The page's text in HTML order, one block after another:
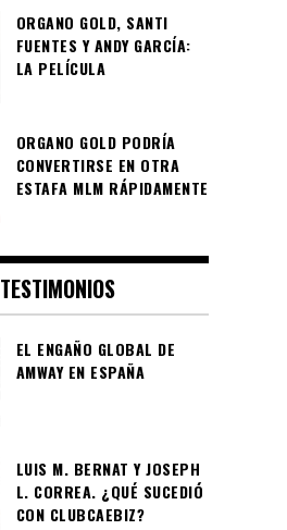
ORGANO GOLD, SANTI
FUENTES Y ANDY GARCÍA:
LA PELÍCULA
ORGANO GOLD PODRÍA
CONVERTIRSE EN OTRA
ESTAFA MLM RÁPIDAMENTE
TESTIMONIOS
EL ENGAÑO GLOBAL DE
AMWAY EN ESPAÑA
LUIS M. BERNAT Y JOSEPH
L. CORREA. ¿QUÉ SUCEDIÓ
CON CLUBCAEBIZ?